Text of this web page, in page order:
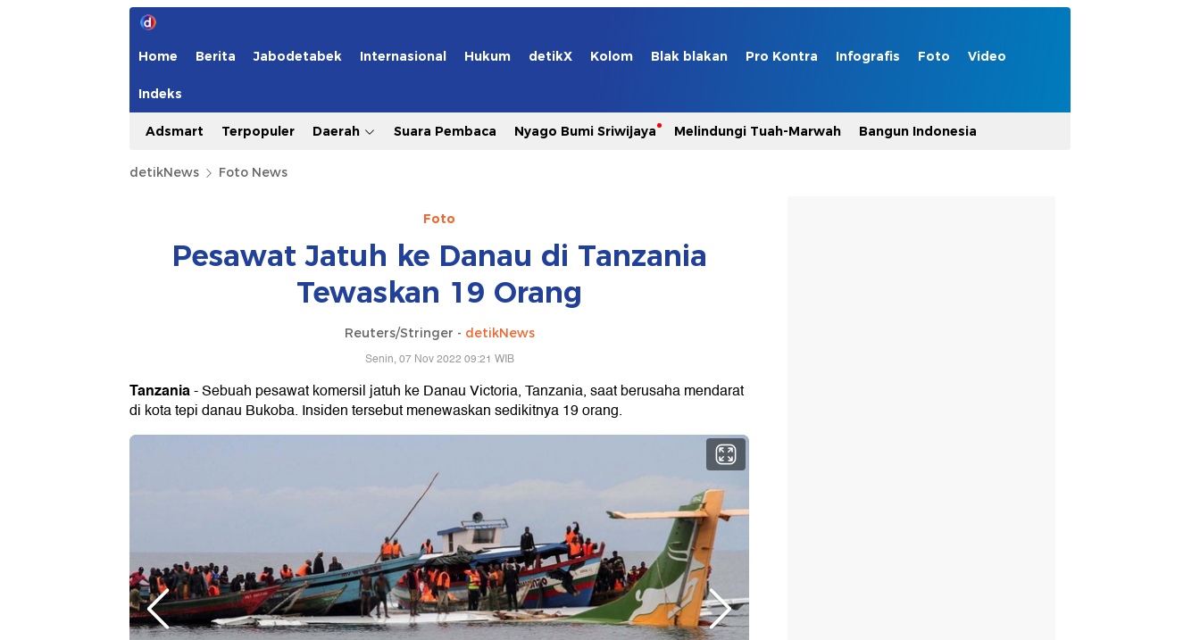
Home Berita Jabodetabek Internasional Hukum detikX Kolom Blak blakan Pro Kontra Infografis Foto Video
Indeks
Adsmart Terpopuler Daerah Suara Pembaca Nyago Bumi Sriwijaya Melindungi Tuah-Marwah Bangun Indonesia
detikNews Foto News
Foto
Pesawat Jatuh ke Danau di Tanzania
Tewaskan 19 Orang
Reuters/Stringer - detikNews
Senin, 07 Nov 2022 09:21 WIB
Tanzania- Sebuah pesawat komersil jatuh ke Danau Victoria, Tanzania, saat berusaha mendarat
di kota tepi danau Bukoba. Insiden tersebut menewaskan sedikitnya 19 orang.